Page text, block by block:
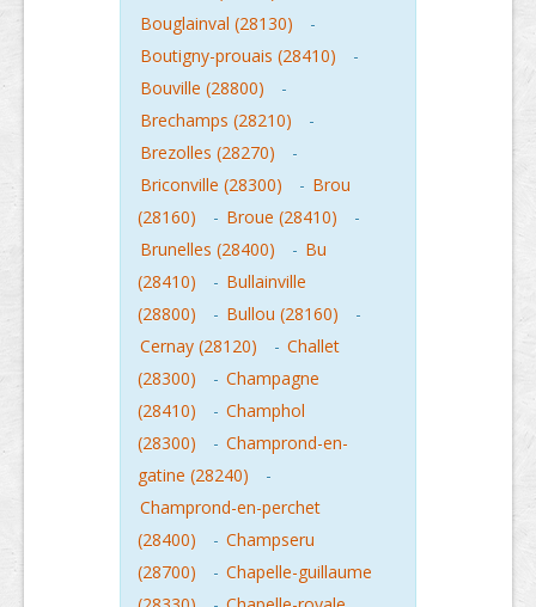
Bouglainval (28130)
-
Boutigny-prouais (28410)
-
Bouville (28800)
-
Brechamps (28210)
-
Brezolles (28270)
-
Briconville (28300)
- Brou
(28160)
- Broue (28410)
-
Brunelles (28400)
- Bu
(28410)
- Bullainville
(28800)
- Bullou (28160)
-
Cernay (28120)
- Challet
(28300)
- Champagne
(28410)
- Champhol
(28300)
- Champrond-en-
gatine (28240)
-
Champrond-en-perchet
(28400)
- Champseru
(28700)
- Chapelle-guillaume